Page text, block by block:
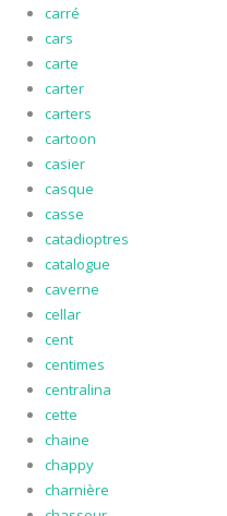
carré
cars
carte
carter
carters
cartoon
casier
casque
casse
catadioptres
catalogue
caverne
cellar
cent
centimes
centralina
cette
chaine
chappy
charnière